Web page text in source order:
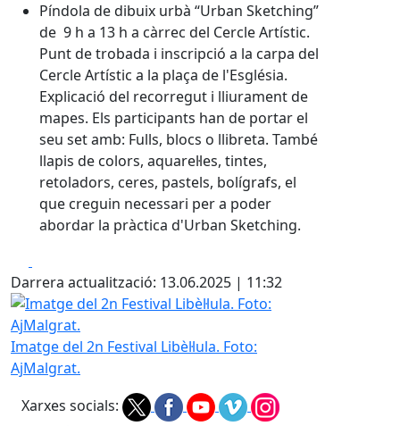
Píndola de dibuix urbà “Urban Sketching”
de 9 h a 13 h a càrrec del Cercle Artístic.
Punt de trobada i inscripció a la carpa del
Cercle Artístic a la plaça de l'Església.
Explicació del recorregut i lliurament de
mapes. Els participants han de portar el
seu set amb: Fulls, blocs o llibreta. També
llapis de colors, aquarel·les, tintes,
retoladors, ceres, pastels, bolígrafs, el
que creguin necessari per a poder
abordar la pràctica d'Urban Sketching.
Darrera actualització: 13.06.2025 | 11:32
Imatge del 2n Festival Libèl·lula. Foto: AjMalgrat.
Imatge del 2n Festival Libèl·lula. Foto:
AjMalgrat.
Xarxes socials: